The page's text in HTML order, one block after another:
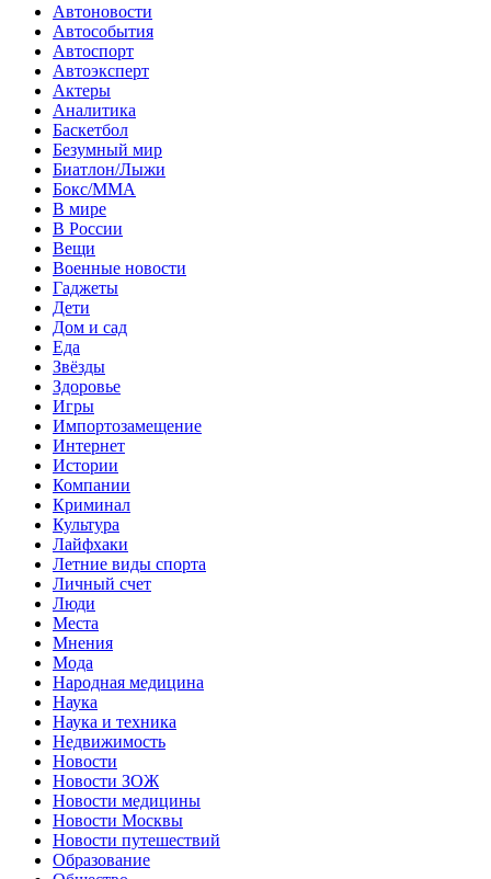
Автоновости
Автособытия
Автоспорт
Автоэксперт
Актеры
Аналитика
Баскетбол
Безумный мир
Биатлон/Лыжи
Бокс/MMA
В мире
В России
Вещи
Военные новости
Гаджеты
Дети
Дом и сад
Еда
Звёзды
Здоровье
Игры
Импортозамещение
Интернет
Истории
Компании
Криминал
Культура
Лайфхаки
Летние виды спорта
Личный счет
Люди
Места
Мнения
Мода
Народная медицина
Наука
Наука и техника
Недвижимость
Новости
Новости ЗОЖ
Новости медицины
Новости Москвы
Новости путешествий
Образование